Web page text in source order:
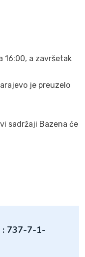
16:00, a završetak
je preuzelo
sadržaji Bazena će
: 737-7-1-